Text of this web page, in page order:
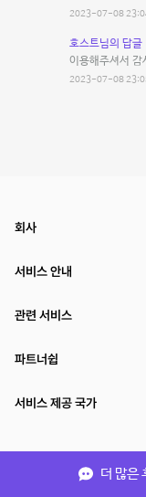
2023-07-08
호스트님의 답글
이용해주셔서
2023-07-08
더 많은
회사
서비스 안내
관련 서비스
파트너쉽
서비스 제공 국가
(주)NSPACE 사업자정보